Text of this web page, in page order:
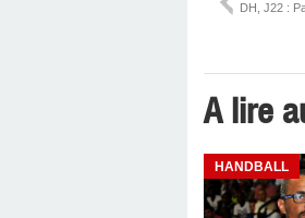
DH, J22 :
A lire
HANDBALL